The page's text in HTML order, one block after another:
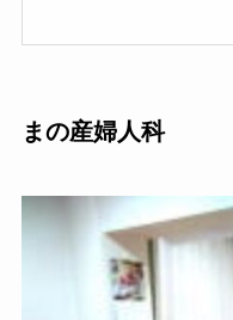
まの産婦人科